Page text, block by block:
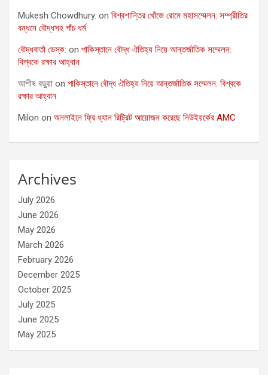
Mukesh Chowdhury. on বিশ্বশান্তির খোঁজে রোমে মহাসম্মেলন: সম্প্রীতির
বন্ধনে বৌদ্ধসহ পাঁচ ধর্ম
বৌদ্ধবার্তা ডেস্ক: on পাকিস্তানে বৌদ্ধ ঐতিহ্য নিয়ে আন্তর্জাতিক সম্মেলন:
বিশ্বকে রক্ষার আহ্বান
আশীষ বড়ুয়া on পাকিস্তানে বৌদ্ধ ঐতিহ্য নিয়ে আন্তর্জাতিক সম্মেলন: বিশ্বকে
রক্ষার আহ্বান
Milon on অনলাইনে ফ্রি ধ্যান রিট্রিট আয়োজন করেছে নিউইয়র্কের AMC
Archives
July 2026
June 2026
May 2026
March 2026
February 2026
December 2025
October 2025
July 2025
June 2025
May 2025